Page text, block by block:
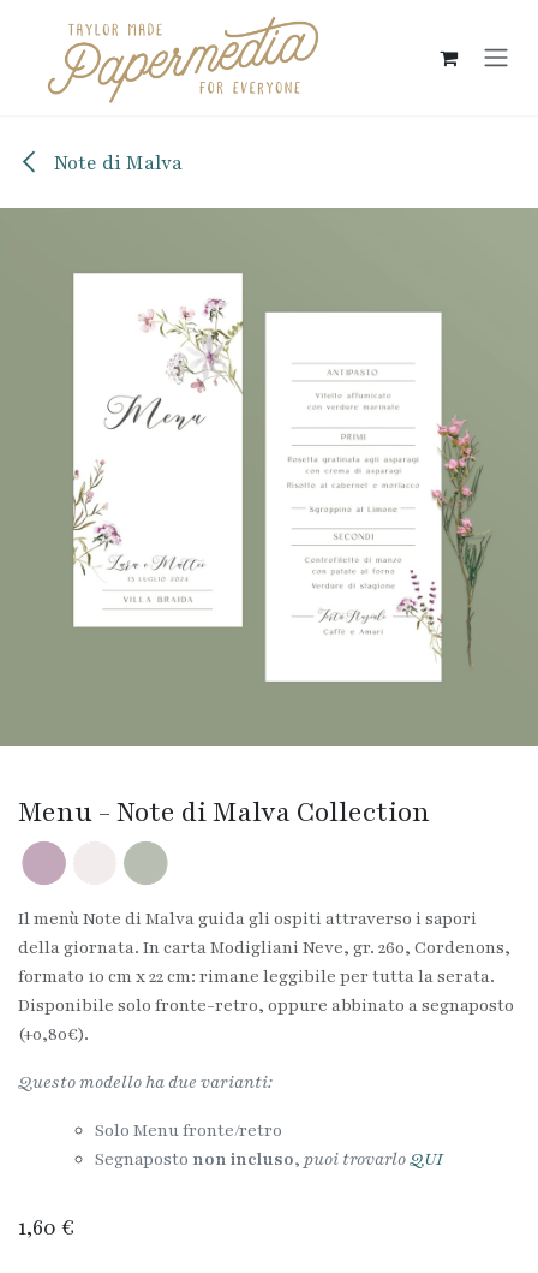
Note di Malva
Menu - Note di Malva Collection
Il menù Note di Malva guida gli ospiti attraverso i sapori
della giornata. In carta Modigliani Neve, gr. 260, Cordenons,
formato 10 cm x 22 cm: rimane leggibile per tutta la serata.
Disponibile solo fronte-retro, oppure abbinato a segnaposto
(+0,80€).
Questo modello ha due varianti:
Solo Menu fronte/retro
Segnaposto non incluso, puoi trovarloQUI
1,60 €